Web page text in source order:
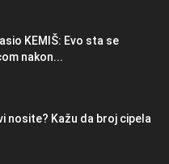
KEMlŠ: Evo sta se
nakon...
nosite? Kažu da broj cipela